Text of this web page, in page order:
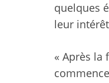
quelques
leur
« Après la